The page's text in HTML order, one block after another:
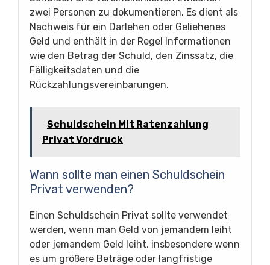
zwei Personen zu dokumentieren. Es dient als
Nachweis für ein Darlehen oder Geliehenes
Geld und enthält in der Regel Informationen
wie den Betrag der Schuld, den Zinssatz, die
Fälligkeitsdaten und die
Rückzahlungsvereinbarungen.
Schuldschein Mit Ratenzahlung
Privat Vordruck
Wann sollte man einen Schuldschein
Privat verwenden?
Einen Schuldschein Privat sollte verwendet
werden, wenn man Geld von jemandem leiht
oder jemandem Geld leiht, insbesondere wenn
es um größere Beträge oder langfristige